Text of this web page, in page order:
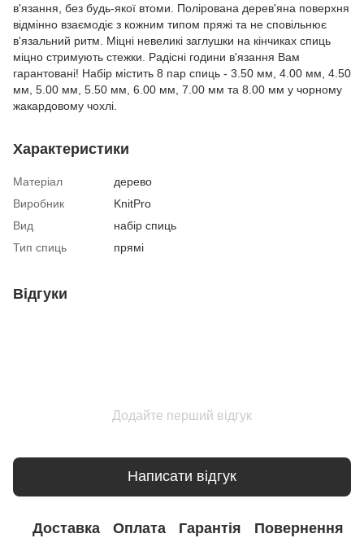
в'язання, без будь-якої втоми. Полірована дерев'яна поверхня
відмінно взаємодіє з кожним типом пряжі та не сповільнює
в'язальний ритм. Міцні невеликі заглушки на кінчиках спиць
міцно стримують стежки. Радісні години в'язання Вам
гарантовані! Набір містить 8 пар спиць - 3.50 мм, 4.00 мм, 4.50
мм, 5.00 мм, 5.50 мм, 6.00 мм, 7.00 мм та 8.00 мм у чорному
жакардовому чохлі.
Характеристики
Матеріал
дерево
Виробник
KnitPro
Вид
набір спиць
Тип спиць
прямі
Відгуки
Додайте перший відгук
Написати відгук
Доставка Оплата Гарантія Повернення